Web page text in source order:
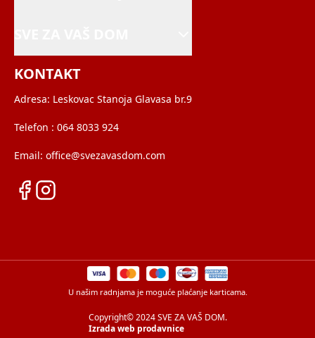
KONTAKT
Adresa: Leskovac Stanoja Glavasa br.9
Telefon : 064 8033 924
Email: office@svezavasdom.com
U našim radnjama je moguće plaćanje karticama.
Copyright© 2024 SVE ZA VAŠ DOM.
Izrada web prodavnice